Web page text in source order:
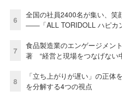
6
全国の社員2400名が集い、笑
――「ALL TORIDOLL ハピカ
7
食品製造業のエンゲージメン
著 “経営と現場をつなげない
8
「立ち上がりが遅い」の正
を分解する4つの視点